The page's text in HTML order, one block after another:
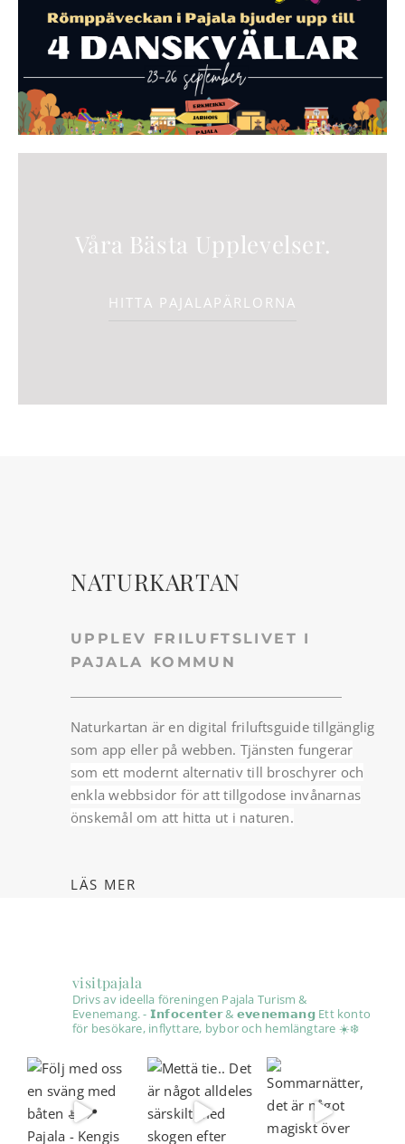
Våra Bästa Upplevelser.
HITTA PAJALAPÄRLORNA
NATURKARTAN
UPPLEV FRILUFTSLIVET I
PAJALA KOMMUN
Naturkartan är en digital friluftsguide tillgänglig
som app eller på webben. Tjänsten fungerar
som ett modernt alternativ till broschyrer och
enkla webbsidor för att tillgodose invånarnas
önskemål om att hitta ut i naturen.
LÄS MER
visitpajala
Drivs av ideella föreningen Pajala Turism &
Evenemang.- 𝗜𝗻𝗳𝗼𝗰𝗲𝗻𝘁𝗲𝗿 & 𝗲𝘃𝗲𝗻𝗲𝗺𝗮𝗻𝗴Ett konto
för besökare, inflyttare, bybor och hemlängtare ☀️❄️